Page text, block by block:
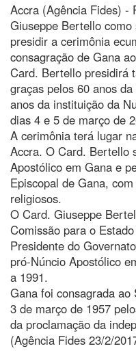
Accra (Agência Fides) -
Giuseppe Bertello
presidir a cerimônia
consagração de Gana
Card. Bertello presidirá
graças pelos 60 anos
anos da instituição da
dias 4 e 5 de março de
A cerimônia terá lugar
Accra. O Card. Bertello
Apostólico em Gana e
Episcopal de Gana,
religiosos.
O Card. Giuseppe
Comissão para o
Presidente do
pró-Núncio Apostólico
a 1991.
Gana foi consagrada ao
3 de março de 1957
da proclamação da
(Agência Fides 23/2/